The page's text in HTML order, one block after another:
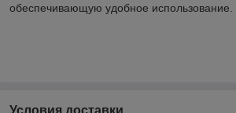
обеспечивающую удобное использование.
Условия доставки